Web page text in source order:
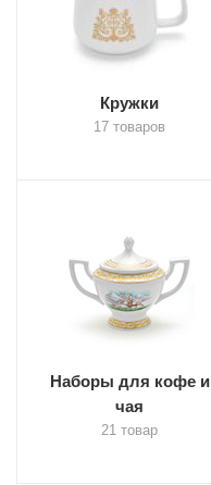
Кружки
17 товаров
Наборы для кофе и
чая
21 товар